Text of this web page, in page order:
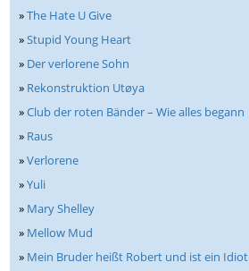
»The Hate U Give
»Stupid Young Heart
» Der verlorene Sohn
» Rekonstruktion Utøya
»Club der roten Bänder – Wie alles begann
» Raus
»Verlorene
»Yuli
» Mary Shelley
» Mellow Mud
» Mein Bruder heißt Robert und ist ein Idiot